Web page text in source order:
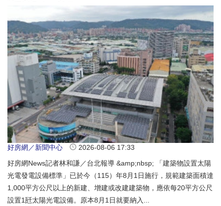
預繳管理費、公設驗收最常違規(17:32)
新北預售屋市場大洗牌 2026上半年五大
(17:31)
北市預售屋推案量減少且小型社區居多
專家：建商進行風險控管(17:31)
七月房市買氣復甦 第三季恐面臨兩大煞
車皮(17:31)
專題／高鐵翻轉宜蘭50年房市！房價提前
喊漲「進場契機vs.追高套牢」？(17:31)
他欠稅遭官方盯上「不動產想辦過戶」
最後下場曝(17:31)
好房網／新聞中心
2026-08-06 17:33
好房網News記者林和謙／台北報導 &amp;nbsp; 「建築物設置太陽
光電發電設備標準」已於今（115）年8月1日施行，規範建築面積達
1,000平方公尺以上的新建、增建或改建建築物，應依每20平方公尺
設置1瓩太陽光電設備。原本8月1日就要納入...